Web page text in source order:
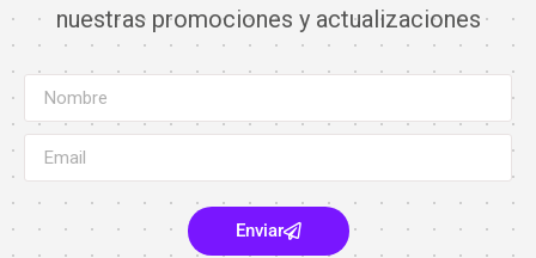
nuestras promociones y actualizaciones
Enviar